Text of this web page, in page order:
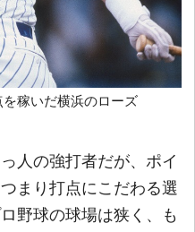
稼いだ横浜のローズ
人の強打者だが、ポイ
まり打点にこだわる選
野球の球場は狭く、も